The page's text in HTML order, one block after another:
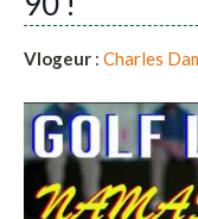
Vlogeur : Charles